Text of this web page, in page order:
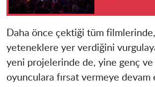
Daha önce çektiği tüm
yeteneklere yer verdiğini
yeni projelerinde de, yine genç
oyunculara fırsat vermeye devam